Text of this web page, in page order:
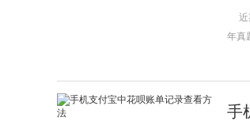
近
年真
手